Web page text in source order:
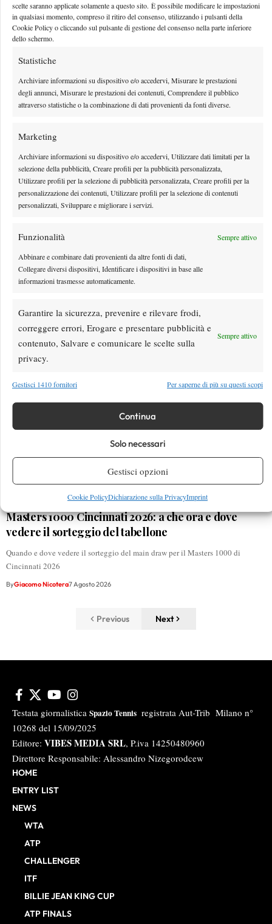
scelte saranno applicate solamente a questo sito. È possibile modificare le impostazioni
in qualsiasi momento, compreso il ritiro del consenso, utilizzando i pulsanti della
Cookie Policy o cliccando sul pulsante di gestione del consenso nella parte inferiore
dello schermo.
Statistiche
Archiviare informazioni su dispositivo e/o accedervi, Misurare le prestazioni
degli annunci, Misurare le prestazioni dei contenuti, Comprendere il pubblico
attraverso statistiche o la combinazione di dati provenienti da fonti diverse.
Marketing
Archiviare informazioni su dispositivo e/o accedervi, Utilizzare dati limitati per la
selezione della pubblicità, Creare profili per la pubblicità personalizzata,
Utilizzare profili per la selezione di pubblicità personalizzata, Creare profili per la
personalizzazione dei contenuti, Utilizzare profili per la selezione di contenuti
personalizzati, Sviluppare e migliorare i servizi.
Funzionalità Sempre attivo
Abbinare e combinare dati provenienti da altre fonti di dati,
Collegare diversi dispositivi, Identificare i dispositivi in base alle
informazioni trasmesse automaticamente.
Garantire la sicurezza, prevenire e rilevare frodi,
correggere errori, Erogare e presentare pubblicità e
contenuto, Salvare e comunicare le scelte sulla
privacy.
Sempre attivo
Gestisci 1410 fornitori Per saperne di più su questi scopi
Continua
Solo necessari
Gestisci opzioni
Cookie PolicyDichiarazione sulla PrivacyImprint
Masters 1000 Montreal 2026: Bolelli/Vavassori fuori
al primo turno
Dopo essere stati battuti da favoriti anche a Washington, il duo azzurro dovrà
invertire il trend a Cincinnati (inizio giovedì…
Tancredi Crepax7 Agosto 2026
Masters 1000 Cincinnati 2026: forfait di Quinn,
Sonego entra nel tabellone
Con il forfait di Ethan Quinn, Lorenzo Sonego accede al tabellone principale
Giacomo Nicotera7 Agosto 2026
Masters 1000 Cincinnati 2026: a che ora e dove
vedere il sorteggio del tabellone
Quando e dove vedere il sorteggio del main draw per il Masters 1000 di
Cincinnati 2026
ByGiacomo Nicotera7 Agosto 2026
Previous Next
Testata giornalistica Spazio Tennis registrata Aut-Trib Milano n°
10268 del 15/09/2025
Editore: VIBES MEDIA SRL, P.iva 14250480960
Direttore Responsabile: Alessandro Nizegorodcew
HOME
ENTRY LIST
NEWS
WTA
ATP
CHALLENGER
ITF
BILLIE JEAN KING CUP
ATP FINALS